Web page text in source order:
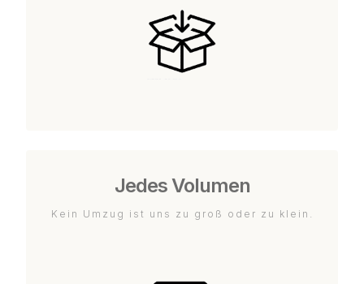
Jedes Volumen
Kein Umzug ist uns zu groß oder zu klein.